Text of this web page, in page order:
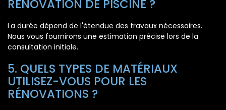
RÉNOVATION DE PISCINE ?
La durée dépend de l'étendue des travaux nécessaires.
Nous vous fournirons une estimation précise lors de la
consultation initiale.
5. QUELS TYPES DE MATÉRIAUX
UTILISEZ-VOUS POUR LES
RÉNOVATIONS ?